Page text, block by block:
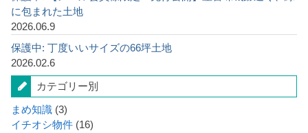
に包まれた土地
2026.06.9
保護中: 丁度いいサイズの66坪土地
2026.02.6
カテゴリー別
まめ知識 (3)
イチオシ物件 (16)